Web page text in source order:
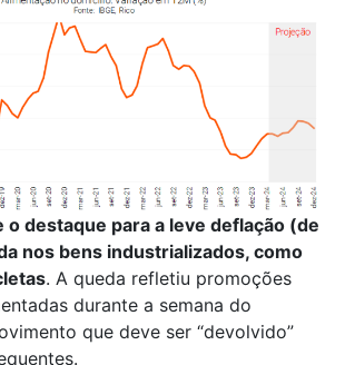
o destaque para a leve deflação (de
nos bens industrializados, como
. A queda refletiu promoções
durante a semana do
que deve ser “devolvido”